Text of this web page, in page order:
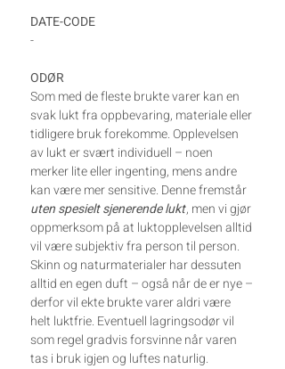
DATE-CODE
-
ODØR
Som med de fleste brukte varer kan en
svak lukt fra oppbevaring, materiale eller
tidligere bruk forekomme. Opplevelsen
av lukt er svært individuell – noen
merker lite eller ingenting, mens andre
kan være mer sensitive. Denne fremstår
uten spesielt sjenerende lukt, men vi gjør
oppmerksom på at luktopplevelsen alltid
vil være subjektiv fra person til person.
Skinn og naturmaterialer har dessuten
alltid en egen duft – også når de er nye –
derfor vil ekte brukte varer aldri være
helt luktfrie. Eventuell lagringsodør vil
som regel gradvis forsvinne når varen
tas i bruk igjen og luftes naturlig.